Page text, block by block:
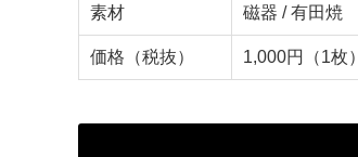
素材 磁器 / 有田焼
価格（税抜） 1,000円（1枚）